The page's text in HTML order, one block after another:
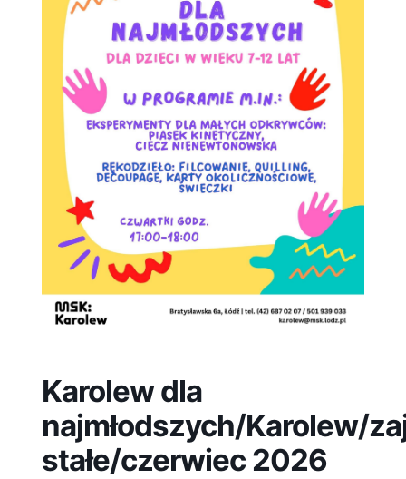
Karolew dla
najmłodszych/Karolew/
stałe/czerwiec 2026